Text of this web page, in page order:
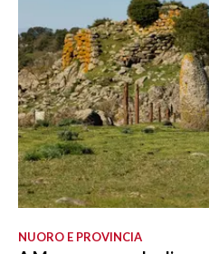
NUORO E PROVINCIA